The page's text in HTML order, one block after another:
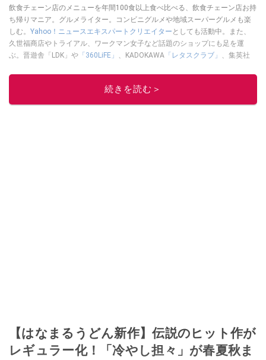
飲食チェーン店のメニューを年間100食以上食べ比べる、飲食チェーン店お持
ち帰りマニア。グルメライター。コンビニグルメや地域スーパーグルメも楽
しむ。 Yahoo！ニュースエキスパートクリエイター としても活動中。また、
久世福商店やトライアル、ワークマン女子など話題のショップにも足を運
ぶ。晋遊舎「LDK」や 「360LiFE」 、KADOKAWA 「レタスクラブ」
、集英社
ルメライター、食の専門家として出演実績あり。
続きを読む＞
【はなまるうどん新作】伝説のヒット作が
レギュラー化！「冷やし担々」が春夏秋ま